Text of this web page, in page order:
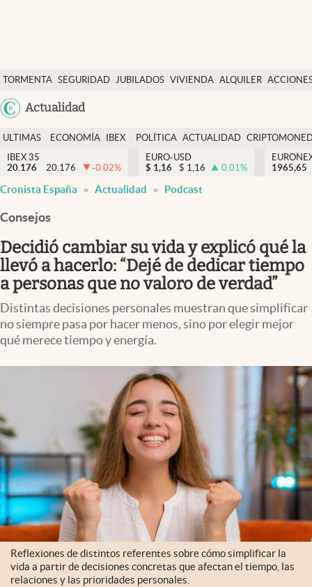
TORMENTA SEGURIDAD JUBILADOS VIVIENDA ALQUILER
USA
Actualidad
Economía y finanzas
Política
Actualidad
Criptomonedas
España
ULTIMAS
NOTICIAS
ECONOMÍA
FINANZAS
IBEX
EURO
POLÍTICA ACTUALIDAD
IBEX 35
20.176
20.176 -0.02%
EURO-USD
$ 1,16 $ 1,16 0.01%
1965,65
Cronista España Actualidad Podcast
Consejos
Decidió cambiar su vida y explicó qué la
llevó a hacerlo: “Dejé de dedicar tiempo
a personas que no valoro de verdad”
Distintas decisiones personales muestran que simplificar
no siempre pasa por hacer menos, sino por elegir mejor
qué merece tiempo y energía.
Reflexiones de distintos referentes sobre cómo simplificar la
vida a partir de decisiones concretas que afectan el tiempo, las
relaciones y las prioridades personales.